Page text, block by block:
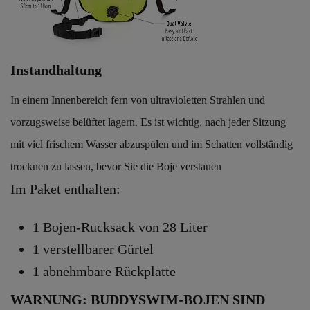
Instandhaltung
In einem Innenbereich fern von ultravioletten Strahlen und
vorzugsweise belüftet lagern. Es ist wichtig, nach jeder Sitzung
mit viel frischem Wasser abzuspülen und im Schatten vollständig
trocknen zu lassen, bevor Sie die Boje verstauen
Im Paket enthalten:
1 Bojen-Rucksack von 28 Liter
1 verstellbarer Gürtel
1 abnehmbare Rückplatte
WARNUNG: BUDDYSWIM-BOJEN SIND